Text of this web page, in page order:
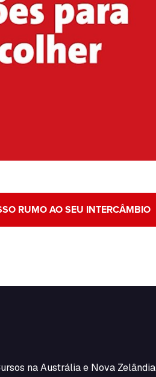
RUMO AO SEU INTERCÂMBIO
na Austrália e Nova Zelândia